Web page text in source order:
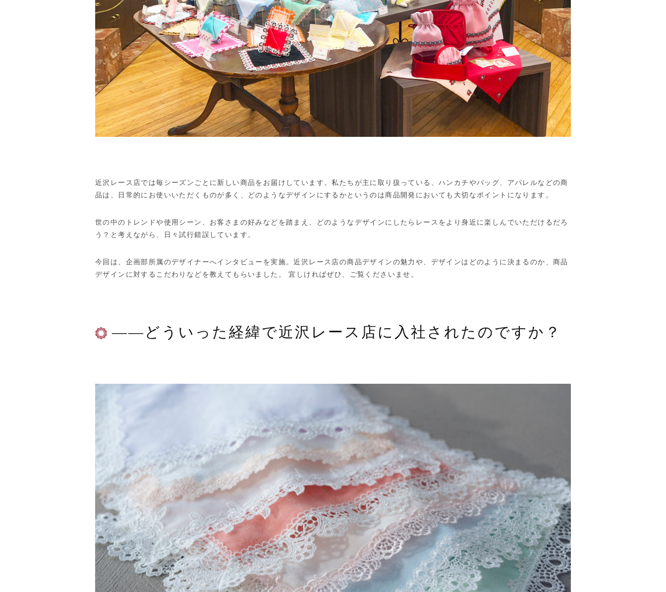
近沢レース店では毎シーズンごとに新しい商品をお届けしています。私たちが主に取り扱っている、ハンカチやバッグ、アパレルなどの商
品は、日常的にお使いいただくものが多く、どのようなデザインにするかというのは商品開発においても大切なポイントになります。
世の中のトレンドや使用シーン、お客さまの好みなどを踏まえ、どのようなデザインにしたらレースをより身近に楽しんでいただけるだろ
う？と考えながら、日々試行錯誤しています。
今回は、企画部所属のデザイナーへインタビューを実施。近沢レース店の商品デザインの魅力や、デザインはどのように決まるのか、商品
デザインに対するこだわりなどを教えてもらいました。 宜しければぜひ、ご覧くださいませ。
——どういった経緯で近沢レース店に入社されたのですか？